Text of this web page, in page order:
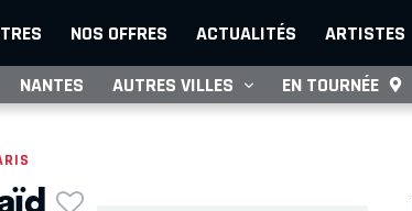
NOS OFFRES ACTUALITÉS ARTISTES
NANTES AUTRES VILLES EN TOURNÉE